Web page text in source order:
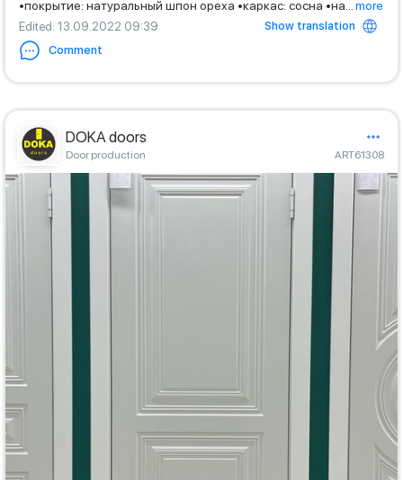
•покрытие: натуральный шпон ореха •каркас: сосна •на more
Edited: 13.09.2022 09:39
Show translation
Comment
DOKA doors
Door production ART61308